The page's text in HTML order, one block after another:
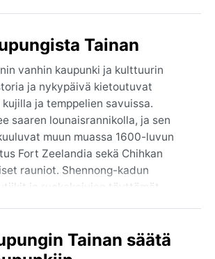
Tainan
vanhin kaupunki ja kulttuurin
ja nykypäivä kietoutuvat
ja temppelien savuissa.
saaren lounaisrannikolla, ja sen
muun muassa 1600-luvun
Fort Zeelandia sekä Chihkan
rauniot. Shennong-kadun
ja ruokakojujen täyttämät
keittiö on tunnettu omaleimaisista
perinteisestä oa-riisistä ja
Tainan säätä